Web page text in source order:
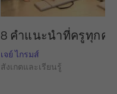
8 คำแนะนำที่ครูทุกค
เจย์ ไกรมส์
สังเกตและเรียนรู้